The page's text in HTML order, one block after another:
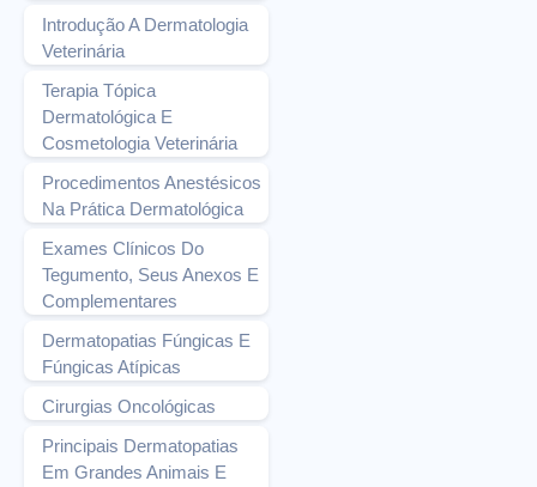
Introdução A Dermatologia
Veterinária
Terapia Tópica
Dermatológica E
Cosmetologia Veterinária
Procedimentos Anestésicos
Na Prática Dermatológica
Exames Clínicos Do
Tegumento, Seus Anexos E
Complementares
Dermatopatias Fúngicas E
Fúngicas Atípicas
Cirurgias Oncológicas
Principais Dermatopatias
Em Grandes Animais E